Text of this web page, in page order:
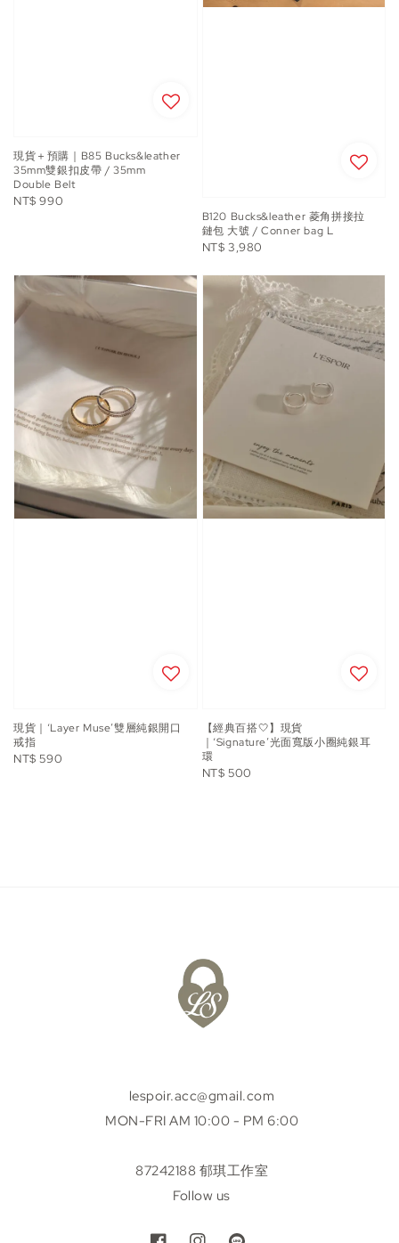
現貨＋預購｜B85 Bucks&leather
35mm雙銀扣皮帶 / 35mm
Double Belt
Regular
NT$ 990
B120 Bucks&leather 菱角拼接拉
鏈包 大號 / Conner bag L
Regular
NT$ 3,980
現貨｜‘Layer Muse’雙層純銀開口
戒指
Regular
NT$ 590
【經典百搭🤍】現貨
｜‘Signature’光面寬版小圈純銀耳
環
Regular
NT$ 500
lespoir.acc@gmail.com
MON-FRI AM 10:00 - PM 6:00
87242188 郁琪工作室
Follow us